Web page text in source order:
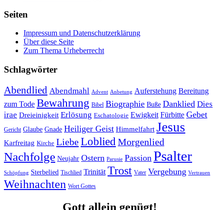
Seiten
Impressum und Datenschutzerklärung
Über diese Seite
Zum Thema Urheberrecht
Schlagwörter
Abendlied Abendmahl Advent Anbetung Auferstehung Bereitung
zum Tode Bewahrung Bibel Biographie Buße Danklied Dies
irae Dreieinigkeit Erlösung Eschatologie Ewigkeit Fürbitte Gebet
Gericht Glaube Gnade Heiliger Geist Himmelfahrt Jesus
Karfreitag Kirche LiebeLoblied Morgenlied
Nachfolge Neujahr Ostern Parusie Passion Psalter
Schöpfung Sterbelied Tischlied Trinität Trost Vater Vergebung Vertrauen
Weihnachten Wort Gottes
Gott allein genügt!